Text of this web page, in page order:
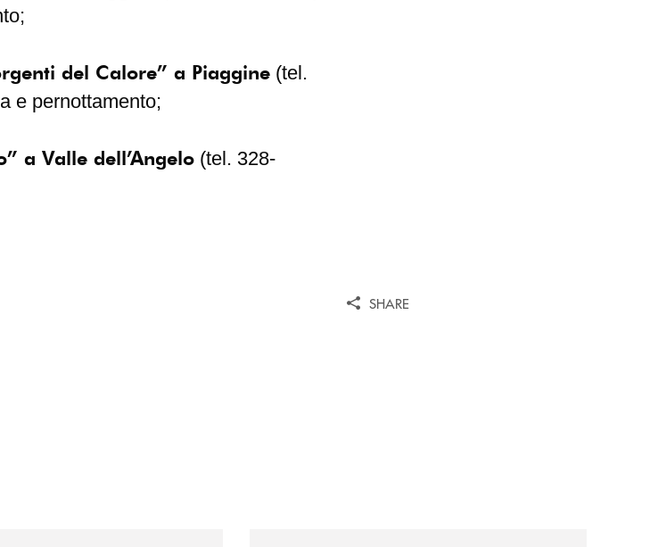
del Calore” a Piaggine(tel.
e pernottamento;
a Valle dell’Angelo(tel. 328-
SHARE